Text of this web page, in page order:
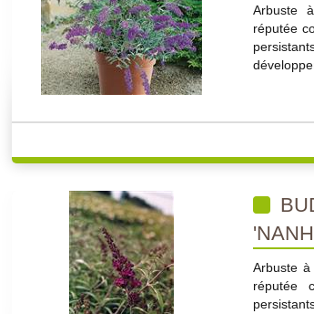
Arbuste
réputée
Arbuste à
réputée